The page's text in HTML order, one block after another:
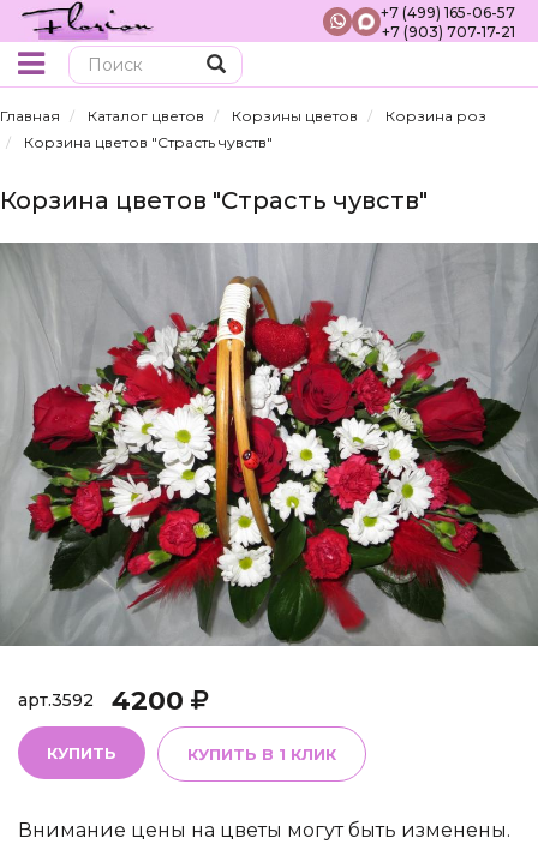
+7 (499) 165-06-57
+7 (903) 707-17-21
Главная Каталог цветов Корзины цветов
Корзина роз
Корзина цветов "Страсть чувств"
Корзина цветов "Страсть чувств"
арт.3592 4200
КУПИТЬ КУПИТЬ В 1 КЛИК
Внимание цены на цветы могут быть изменены.